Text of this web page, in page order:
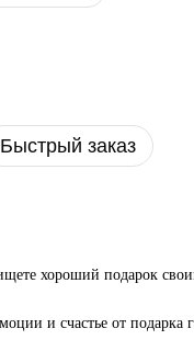
Быстрый заказ
хороший подарок
и счастье от подарка